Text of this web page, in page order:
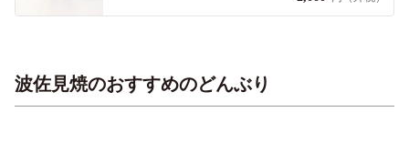
波佐見焼のおすすめのどんぶり